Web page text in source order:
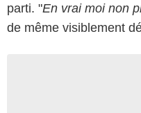
parti. "En vrai moi non
de même visiblement